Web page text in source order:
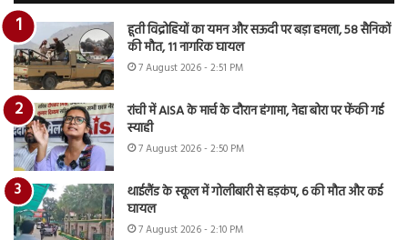
हूती विद्रोहियों का यमन और सऊदी पर बड़ा हमला, 58 सैनिकों
की मौत, 11 नागरिक घायल
7 August 2026 - 2:51 PM
रांची में AISA के मार्च के दौरान हंगामा, नेहा बोरा पर फेंकी गई
स्याही
7 August 2026 - 2:50 PM
थाईलैंड के स्कूल में गोलीबारी से हड़कंप, 6 की मौत और कई
घायल
7 August 2026 - 2:10 PM